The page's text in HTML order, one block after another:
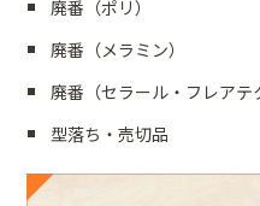
廃番（ポリ）
廃番（メラミン）
廃番（セラール・フレアテ
型落ち・売切品